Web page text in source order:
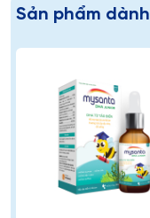
Sản phẩm